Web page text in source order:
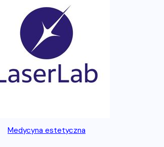
Medycyna estetyczna